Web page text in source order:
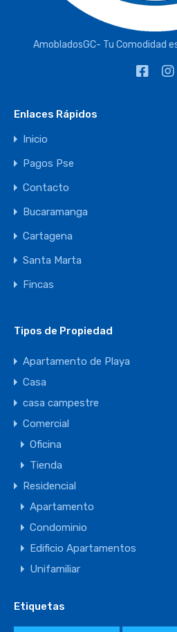
AmobladosGC- Tu Comodidad
Enlaces Rápidos
Inicio
Pagos Pse
Contacto
Bucaramanga
Cartagena
Santa Marta
Fincas
Tipos de Propiedad
Apartamento de Playa
Casa
casa campestre
Comercial
Oficina
Tienda
Residencial
Apartamento
Condominio
Edificio Apartamentos
Unifamiliar
Etiquetas